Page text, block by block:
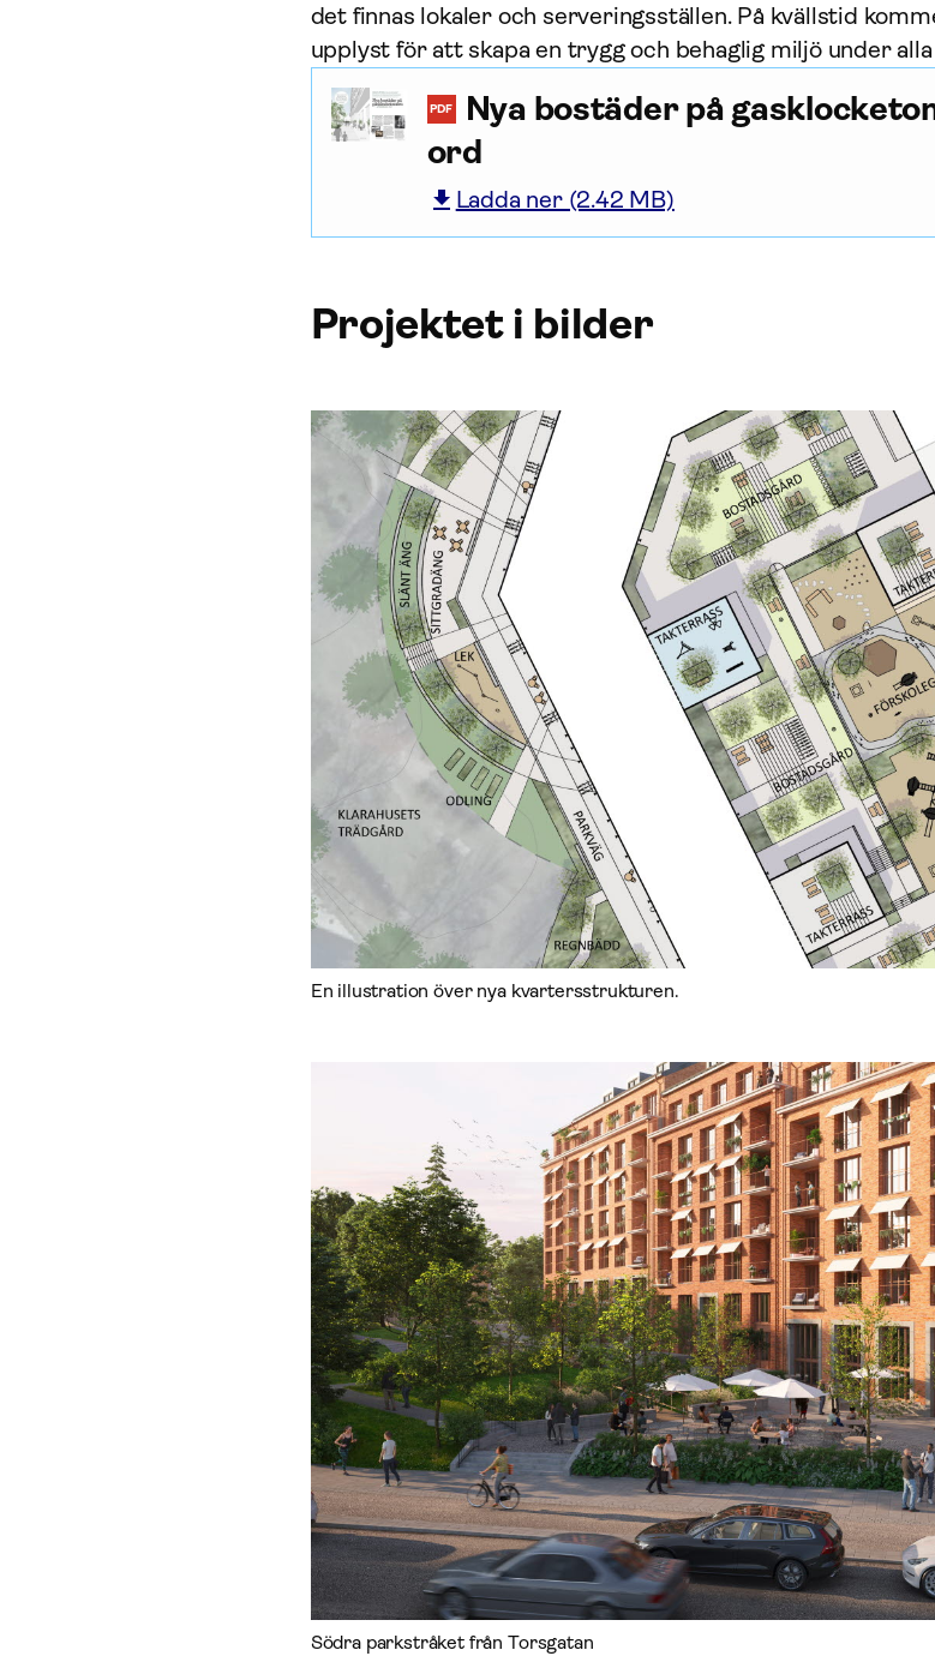
det finnas lokaler och serveringsställen. På kvällstid
upplyst för att skapa en trygg och behaglig miljö under
PDF
Nya bostäder på
ord
Ladda ner (2.42 MB)
Projektet i bilder
En illustration över nya kvartersstrukturen.
Södra parkstråket från Torsgatan